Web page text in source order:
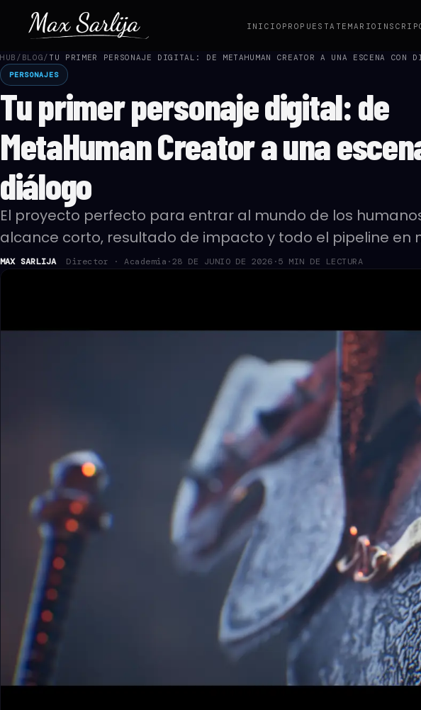
INICIO PROPUESTA TEMARIO
HUB / BLOG/ TU PRIMER PERSONAJE DIGITAL: DE METAHUMAN CREATOR A UNA ESCENA CON
PERSONAJES
Tu primer personaje digital: de
MetaHuman Creator a una
diálogo
El proyecto perfecto para entrar al mundo de los
alcance corto, resultado de impacto y todo el pipeline en
MAX SARLIJA Director · Academia ·28 DE JUNIO DE 2026 ·5 MIN DE LECTURA